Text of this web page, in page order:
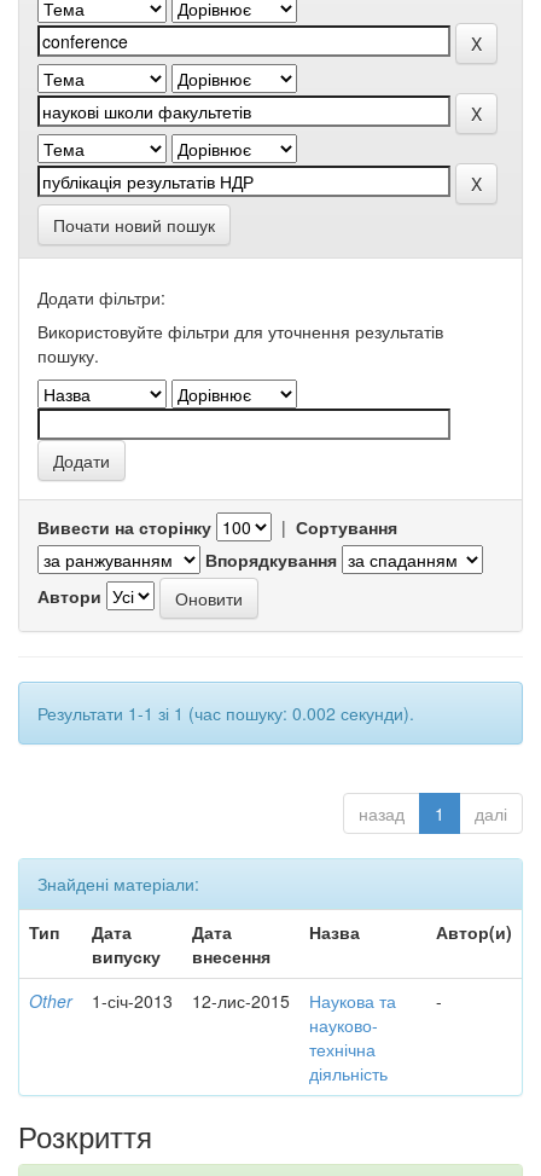
Почати новий пошук
Додати фільтри:
Використовуйте фільтри для уточнення результатів
пошуку.
Вивести на сторінку | Сортування
Впорядкування
Автори
Результати 1-1 зі 1 (час пошуку: 0.002 секунди).
назад 1 далі
Знайдені матеріали:
Тип
Дата
випуску
Дата
внесення
Назва Автор(и)
Other 1-січ-2013 12-лис-2015
Наукова та
науково-
технічна
діяльність
-
Розкриття